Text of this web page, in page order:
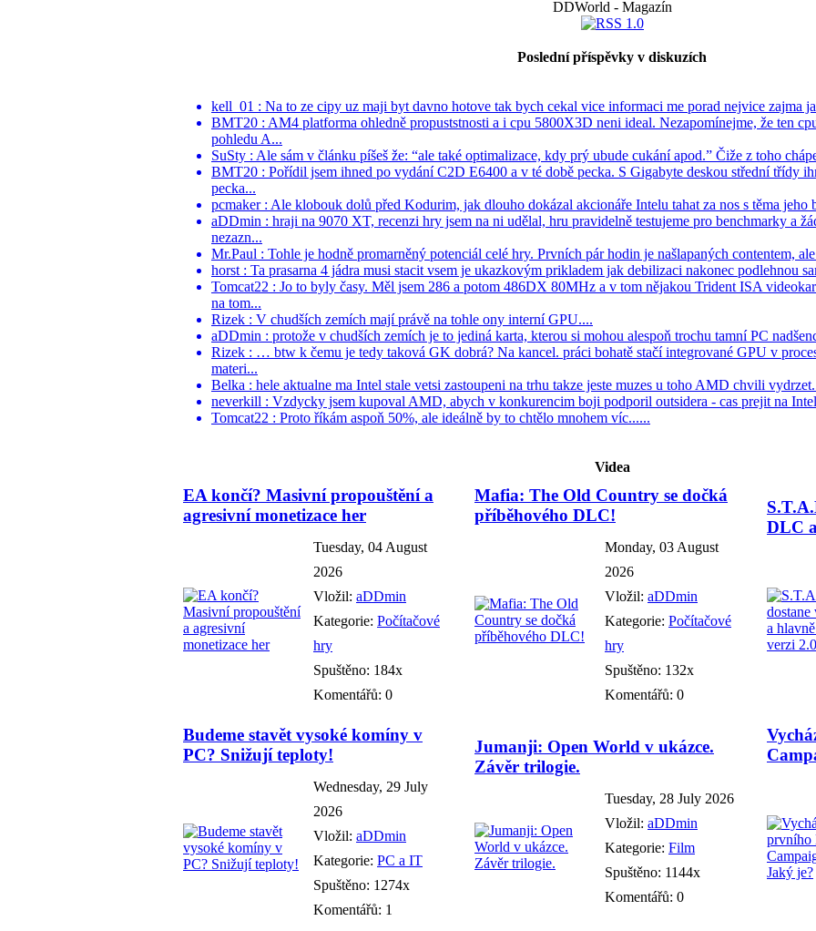
DDWorld - Magazín
Poslední příspěvky v diskuzích
kell_01 : Na to ze cipy uz maji byt davno hotove tak bych cekal vice informaci me porad nejvice zajma
BMT20 : AM4 platforma ohledně propuststnosti a i cpu 5800X3D neni ideal. Nezapomínejme, že ten
pohledu A...
SuSty : Ale sám v článku píšeš že: “ale také optimalizace, kdy prý ubude cukání apod.” Čiže z toho
BMT20 : Pořídil jsem ihned po vydání C2D E6400 a v té době pecka. S Gigabyte deskou střední třídy
pecka...
pcmaker : Ale klobouk dolů před Kodurim, jak dlouho dokázal akcionáře Intelu tahat za nos s těma jeho
aDDmin : hraji na 9070 XT, recenzi hry jsem na ni udělal, hru pravidelně testujeme pro benchmarky a
nezazn...
Mr.Paul : Tohle je hodně promarněný potenciál celé hry. Prvních pár hodin je našlapaných contentem,
horst : Ta prasarna 4 jádra musi stacit vsem je ukazkovým prikladem jak debilizaci nakonec podlehnou
Tomcat22 : Jo to byly časy. Měl jsem 286 a potom 486DX 80MHz a v tom nějakou Trident ISA
na tom...
Rizek : V chudších zemích mají právě na tohle ony interní GPU....
aDDmin : protože v chudších zemích je to jediná karta, kterou si mohou alespoň trochu tamní PC
Rizek : … btw k čemu je tedy taková GK dobrá? Na kancel. práci bohatě stačí integrované GPU v
materi...
Belka : hele aktualne ma Intel stale vetsi zastoupeni na trhu takze jeste muzes u toho AMD chvili
neverkill : Vzdycky jsem kupoval AMD, abych v konkurencim boji podporil outsidera - cas prejit na
Tomcat22 : Proto říkám aspoň 50%, ale ideálně by to chtělo mnohem víc......
Videa
EA končí? Masivní propouštění a
agresivní monetizace her
Tuesday, 04 August
2026
Vložil: aDDmin
Kategorie: Počítačové
hry
Spuštěno: 184x
Komentářů: 0
Mafia: The Old Country se dočká
příběhového DLC!
Monday, 03 August
2026
Vložil: aDDmin
Kategorie: Počítačové
hry
Spuštěno: 132x
Komentářů: 0
DLC
Budeme stavět vysoké komíny v
PC? Snižují teploty!
Wednesday, 29 July
2026
Vložil: aDDmin
Kategorie: PC a IT
Spuštěno: 1274x
Komentářů: 1
Jumanji: Open World v ukázce.
Závěr trilogie.
Tuesday, 28 July 2026
Vložil: aDDmin
Kategorie: Film
Spuštěno: 1144x
Komentářů: 0